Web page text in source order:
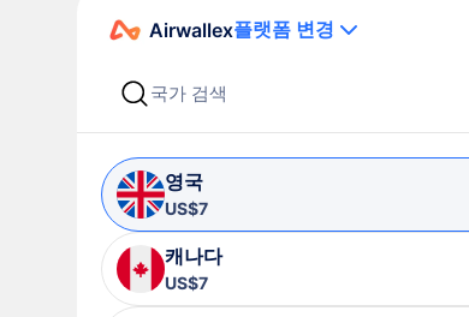
Airwallex플랫폼 변경
영국
US$7
캐나다
US$7